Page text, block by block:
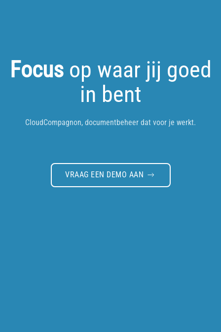
Focusop waar jij goed
in bent
CloudCompagnon, documentbeheer dat voor je werkt.
VRAAG EEN DEMO AAN